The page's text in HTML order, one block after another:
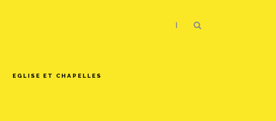
EGLISE ET CHAPELLES
|